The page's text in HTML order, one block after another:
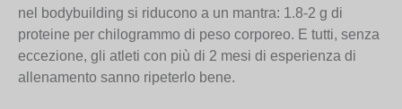
nel bodybuilding si riducono a un mantra: 1.8-2 g di
proteine per chilogrammo di peso corporeo. E tutti, senza
eccezione, gli atleti con più di 2 mesi di esperienza di
allenamento sanno ripeterlo bene.